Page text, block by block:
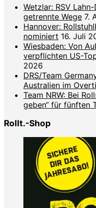
Wetzlar: RSV
getrennte Wege 7.
Hannover:
nominiert 16. Juli
Wiesbaden: Von
verpflichten US-
2026
DRS/Team
Australien im
Team NRW: Bei
geben“ für fünften
Rollt.-Shop